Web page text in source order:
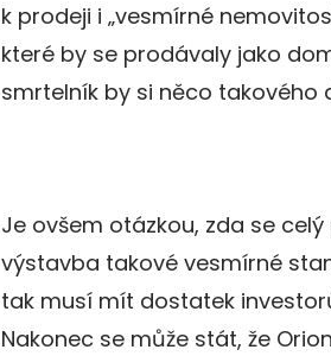
k prodeji i „vesmírné
které by se prodávaly jako
smrtelník by si něco takového
Je ovšem otázkou, zda se
výstavba takové vesmírné
tak musí mít dostatek
Nakonec se může stát, že